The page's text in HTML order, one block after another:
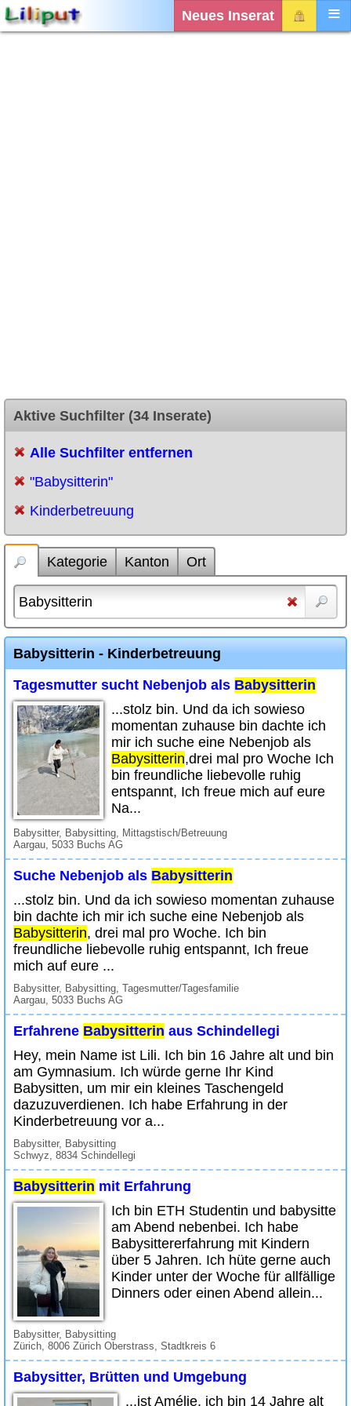
Neues Inserat
Aktive Suchfilter (34 Inserate)
Alle Suchfilter entfernen
"Babysitterin"
Kinderbetreuung
Kategorie Kanton Ort
Babysitterin - Kinderbetreuung
Tagesmutter sucht Nebenjob als Babysitterin
...stolz bin. Und da ich sowieso
momentan zuhause bin dachte ich
mir ich suche eine Nebenjob als
Babysitterin,drei mal pro Woche Ich
bin freundliche liebevolle ruhig
entspannt, Ich freue mich auf eure
Na...
Babysitter, Babysitting, Mittagstisch/Betreuung
Aargau, 5033 Buchs AG
Suche Nebenjob als Babysitterin
...stolz bin. Und da ich sowieso momentan zuhause
bin dachte ich mir ich suche eine Nebenjob als
Babysitterin, drei mal pro Woche. Ich bin
freundliche liebevolle ruhig entspannt, Ich freue
mich auf eure ...
Babysitter, Babysitting, Tagesmutter/Tagesfamilie
Aargau, 5033 Buchs AG
Erfahrene Babysitterin aus Schindellegi
Hey, mein Name ist Lili. Ich bin 16 Jahre alt und bin
am Gymnasium. Ich würde gerne Ihr Kind
Babysitten, um mir ein kleines Taschengeld
dazuzuverdienen. Ich habe Erfahrung in der
Kinderbetreuung vor a...
Babysitter, Babysitting
Schwyz, 8834 Schindellegi
Babysitterin mit Erfahrung
Ich bin ETH Studentin und babysitte
am Abend nebenbei. Ich habe
Babysittererfahrung mit Kindern
über 5 Jahren. Ich hüte gerne auch
Kinder unter der Woche für allfällige
Dinners oder einen Abend allein...
Babysitter, Babysitting
Zürich, 8006 Zürich Oberstrass, Stadtkreis 6
Babysitter, Brütten und Umgebung
...ist Amélie, ich bin 14 Jahre alt